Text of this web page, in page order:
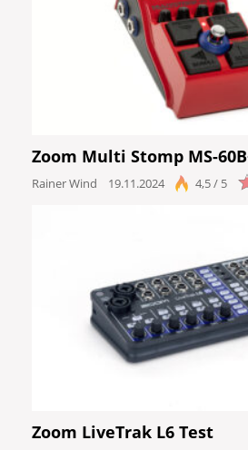
Zoom Multi Stomp MS-
Rainer Wind 19.11.2024 4,5 / 5
Zoom LiveTrak L6 Test